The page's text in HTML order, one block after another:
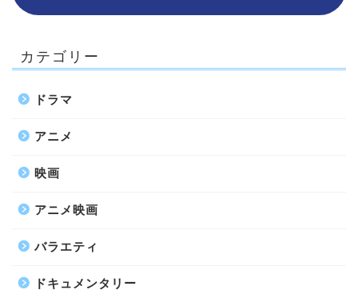
カテゴリー
ドラマ
アニメ
映画
アニメ映画
バラエティ
ドキュメンタリー